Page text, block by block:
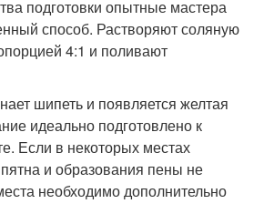
подготовки опытные мастера
способ. Растворяют соляную
4:1 и поливают
шипеть и появляется желтая
идеально подготовлено к
Если в некоторых местах
и образования пены не
необходимо дополнительно